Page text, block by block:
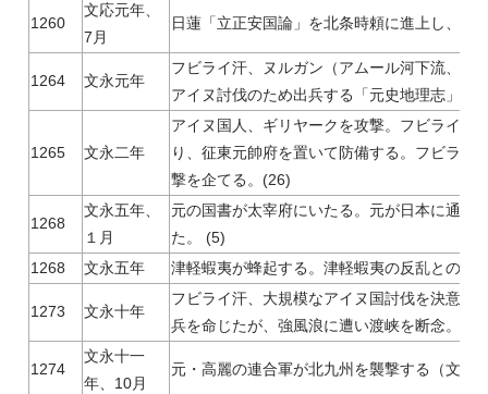
1260
文応元年、
7月
日蓮「立正安国論」を北条時頼に進上し、他
1264 文永元年
フビライ汗、ヌルガン（アムール河下流、ア
アイヌ討伐のため出兵する「元史地理志」。
1265 文永二年
アイヌ国人、ギリヤークを攻撃。フビライ汗
り、征東元帥府を置いて防備する。フビライ
撃を企てる。(26)
1268
文永五年、
１月
元の国書が太宰府にいたる。元が日本に通交
た。 (5)
1268
文永五年 津軽蝦夷が蜂起する。津軽蝦夷の反乱との関
1273 文永十年
フビライ汗、大規模なアイヌ国討伐を決意。
兵を命じたが、強風浪に遭い渡峡を断念。
1274
文永十一
年、10月
元・高麗の連合軍が北九州を襲撃する（文永